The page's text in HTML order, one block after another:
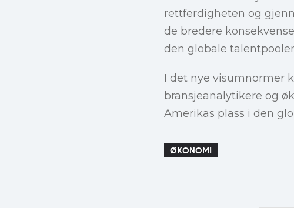
rettferdigheten og
de bredere
den globale
I det nye visumnormer
bransjeanalytikere og
Amerikas plass i den
ØKONOMI